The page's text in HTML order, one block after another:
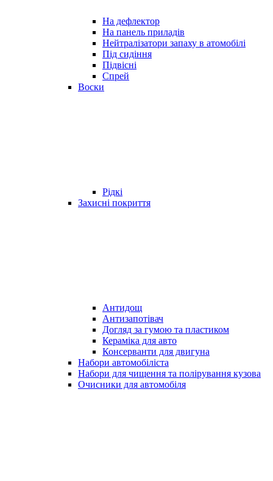
На дефлектор
На панель приладів
Нейтралізатори запаху в атомобілі
Під сидіння
Підвісні
Спрей
Воски
Рідкі
Захисні покриття
Антидощ
Антизапотівач
Догляд за гумою та пластиком
Кераміка для авто
Консерванти для двигуна
Набори автомобіліста
Набори для чищення та полірування кузова
Очисники для автомобіля